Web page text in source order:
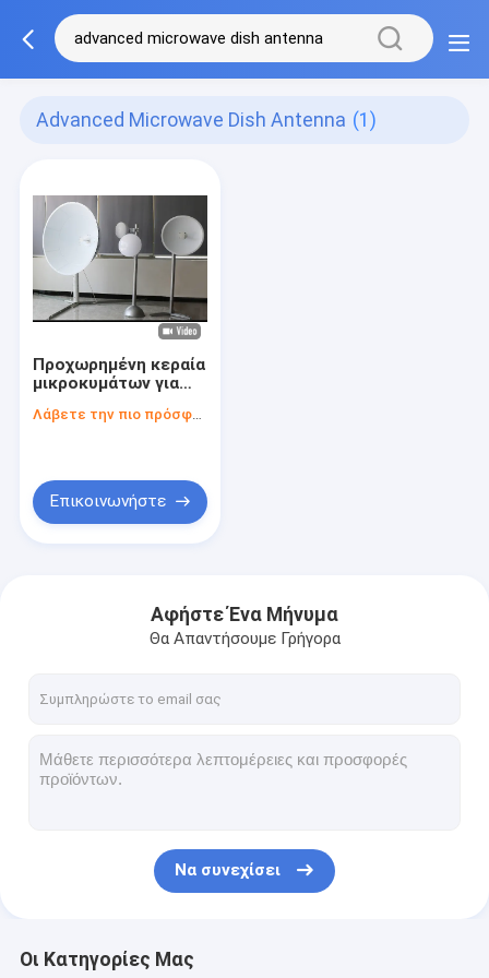
Advanced Microwave Dish Antenna (1)
Προχωρημένη κεραία
μικροκυμάτων για
σήματος
Λάβετε την πιο πρόσφατη τιμή
Επικοινωνήστε
Αφήστε Ένα Μήνυμα
Θα Απαντήσουμε Γρήγορα
Να συνεχίσει
Οι Κατηγορίες Μας